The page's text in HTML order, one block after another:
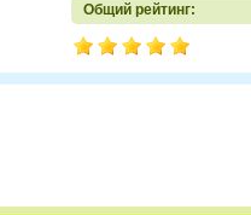
Общий рейтинг: